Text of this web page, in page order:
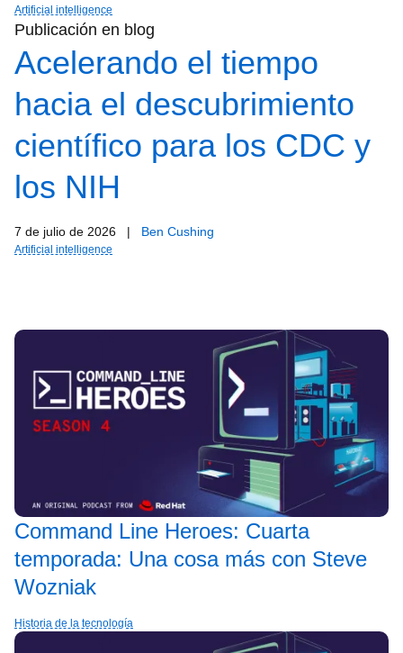
Artificial intelligence
Publicación en blog
Acelerando el tiempo
hacia el descubrimiento
científico para los CDC y
los NIH
7 de julio de 2026 | Ben Cushing
Artificial intelligence
Command Line Heroes: Cuarta
temporada: Una cosa más con Steve
Wozniak
Historia de la tecnología